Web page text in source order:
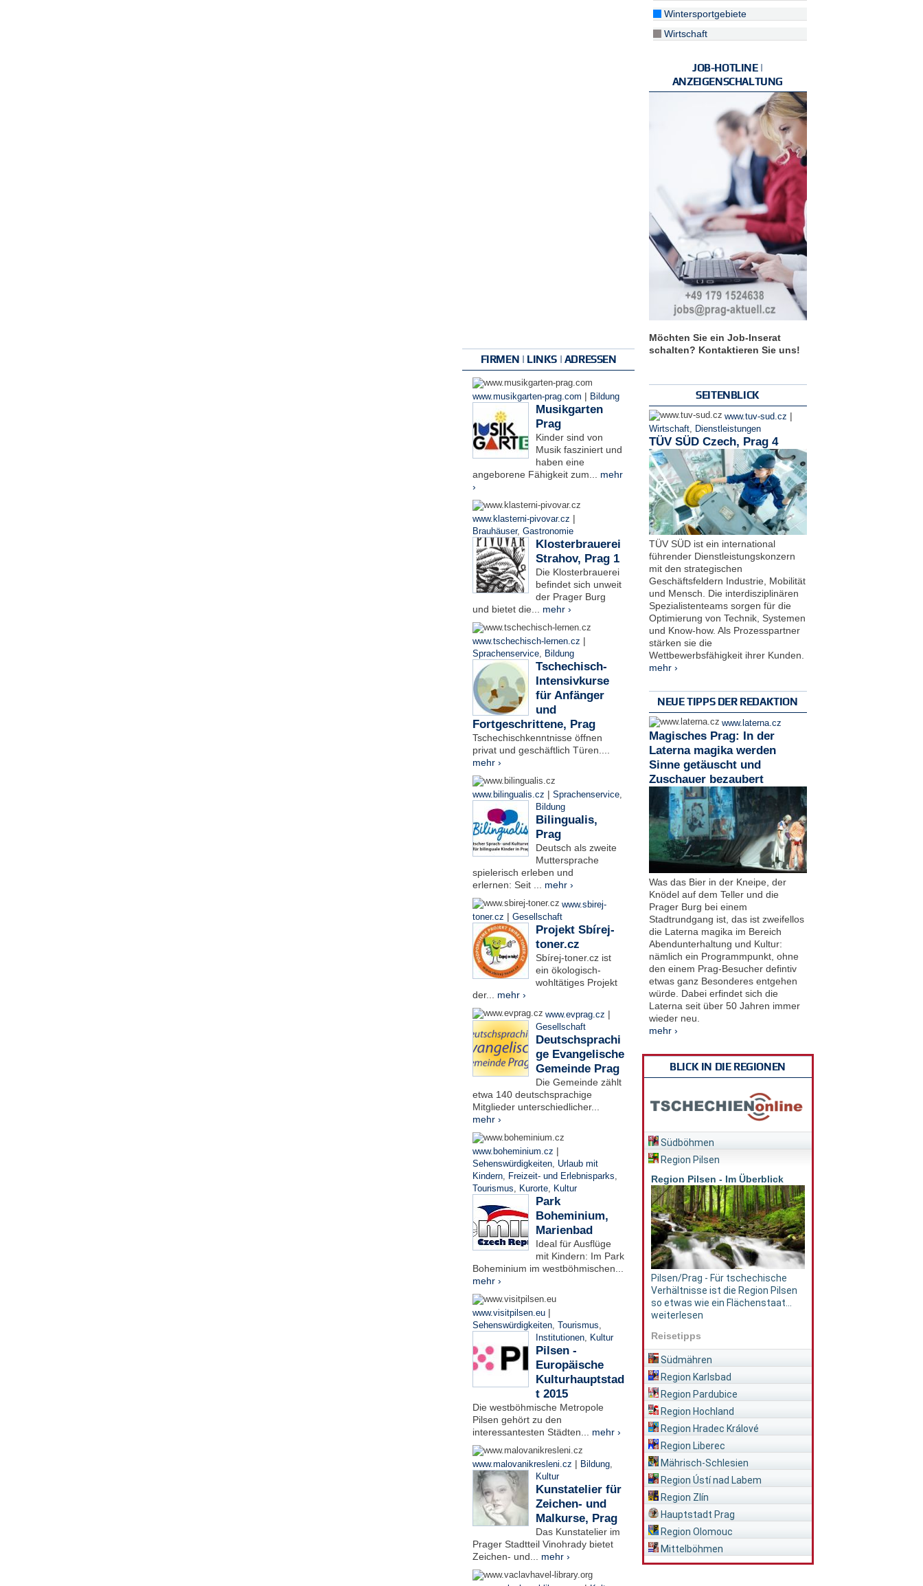
FIRMEN | LINKS | ADRESSEN
www.musikgarten-prag.com | Bildung
Musikgarten
Prag
Kinder sind von
Musik fasziniert und
haben eine
angeborene Fähigkeit zum... mehr
›
www.klasterni-pivovar.cz |
Brauhäuser, Gastronomie
Klosterbrauerei
Strahov, Prag 1
Die Klosterbrauerei
befindet sich unweit
der Prager Burg
und bietet die... mehr ›
www.tschechisch-lernen.cz |
Sprachenservice, Bildung
Tschechisch-
Intensivkurse
für Anfänger
und
Fortgeschrittene, Prag
Tschechischkenntnisse öffnen
privat und geschäftlich Türen....
mehr ›
www.bilingualis.cz | Sprachenservice,
Bildung
Bilingualis,
Prag
Deutsch als zweite
Muttersprache
spielerisch erleben und
erlernen: Seit ... mehr ›
www.sbirej-
toner.cz | Gesellschaft
Projekt Sbírej-
toner.cz
Sbírej-toner.cz ist
ein ökologisch-
wohltätiges Projekt
der... mehr ›
www.evprag.cz |
Gesellschaft
Deutschsprachi
ge Evangelische
Gemeinde Prag
Die Gemeinde zählt
etwa 140 deutschsprachige
Mitglieder unterschiedlicher...
mehr ›
www.boheminium.cz |
Sehenswürdigkeiten, Urlaub mit
Kindern, Freizeit- und Erlebnisparks,
Tourismus, Kurorte, Kultur
Park
Boheminium,
Marienbad
Ideal für Ausflüge
mit Kindern: Im Park
Boheminium im westböhmischen...
mehr ›
www.visitpilsen.eu |
Sehenswürdigkeiten, Tourismus,
Institutionen, Kultur
Pilsen -
Europäische
Kulturhauptstad
t 2015
Die westböhmische Metropole
Pilsen gehört zu den
interessantesten Städten... mehr ›
www.malovanikresleni.cz | Bildung,
Kultur
Kunstatelier für
Zeichen- und
Malkurse, Prag
Das Kunstatelier im
Prager Stadtteil Vinohrady bietet
Zeichen- und... mehr ›
Wintersportgebiete
Wirtschaft
JOB-HOTLINE |
ANZEIGENSCHALTUNG
Möchten Sie ein Job-Inserat
schalten? Kontaktieren Sie uns!
SEITENBLICK
www.tuv-sud.cz |
Wirtschaft, Dienstleistungen
TÜV SÜD Czech, Prag 4
TÜV SÜD ist ein international
führender Dienstleistungskonzern
mit den strategischen
Geschäftsfeldern Industrie, Mobilität
und Mensch. Die interdisziplinären
Spezialistenteams sorgen für die
Optimierung von Technik, Systemen
und Know-how. Als Prozesspartner
stärken sie die
Wettbewerbsfähigkeit ihrer Kunden.
mehr ›
NEUE TIPPS DER REDAKTION
www.laterna.cz
Magisches Prag: In der
Laterna magika werden
Sinne getäuscht und
Zuschauer bezaubert
Was das Bier in der Kneipe, der
Knödel auf dem Teller und die
Prager Burg bei einem
Stadtrundgang ist, das ist zweifellos
die Laterna magika im Bereich
Abendunterhaltung und Kultur:
nämlich ein Programmpunkt, ohne
den einem Prag-Besucher defintiv
etwas ganz Besonderes entgehen
würde. Dabei erfindet sich die
Laterna seit über 50 Jahren immer
wieder neu.
mehr ›
BLICK IN DIE REGIONEN
Südböhmen
Region Pilsen
Region Pilsen - Im Überblick
Pilsen/Prag - Für tschechische
Verhältnisse ist die Region Pilsen
so etwas wie ein Flächenstaat...
weiterlesen
Reisetipps
Südmähren
Region Karlsbad
Region Pardubice
Region Hochland
Region Hradec Králové
Region Liberec
Mährisch-Schlesien
Region Ústí nad Labem
Region Zlín
Hauptstadt Prag
Region Olomouc
Mittelböhmen